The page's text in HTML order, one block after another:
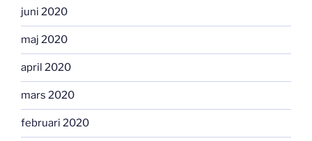
juni 2020
maj 2020
april 2020
mars 2020
februari 2020